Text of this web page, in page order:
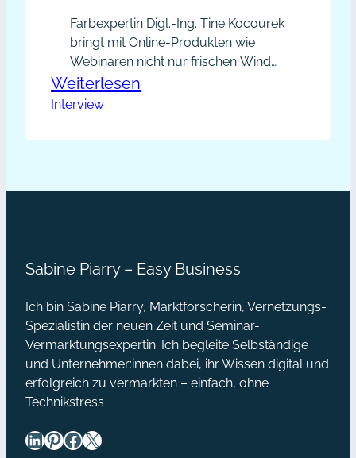
Farbexpertin Digl.-Ing. Tine Kocourek
bringt mit Online-Produkten wie
Webinaren nicht nur frischen Wind
in ihr eigenes Business. Sie hat ihren
Aktionsradius in Kürze enorm
lange mit ihr zusammenarbeiten
profitieren. Tine berichtet von ihrer
Weiterlesen
Interview
Sabine Piarry – Easy Business
Ich bin Sabine Piarry, Marktforscherin, Vernetzungs-
Spezialistin der neuen Zeit und Seminar-
Vermarktungsexpertin. Ich begleite Selbständige
und Unternehmer:innen dabei, ihr Wissen digital und
erfolgreich zu vermarkten – einfach, ohne
Technikstress
LinkedIn Pinterest Facebook X